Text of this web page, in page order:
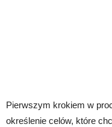
Pierwszym krokiem w
określenie celów, które